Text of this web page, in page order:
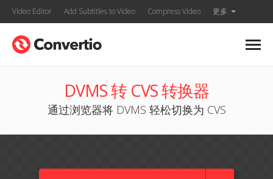
Video Editor Add Subtitles to Video Compress Video 更多
DVMS 转 CVS 转换器
通过浏览器将 DVMS 轻松切换为 CVS